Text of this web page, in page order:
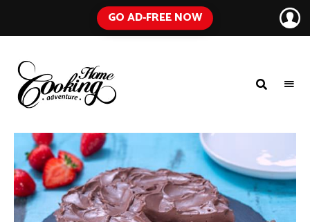
GO AD-FREE NOW
COOKING
ADVENTURE
Blog
Tested
Recipes
Using
Everyday
Ingredients